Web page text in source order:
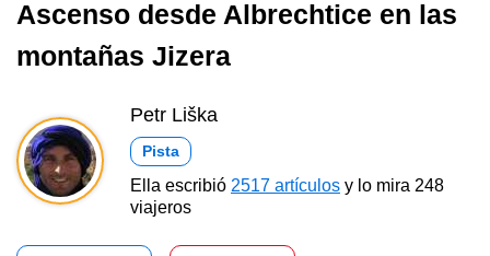
Ascenso desde Albrechtice en las
montañas Jizera
Petr Liška
Pista
Ella escribió 2517 artículos y lo mira 248
viajeros